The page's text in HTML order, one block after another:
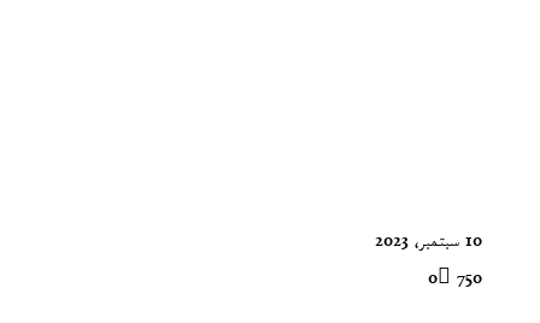
10 سبتمبر، 2023
0 750